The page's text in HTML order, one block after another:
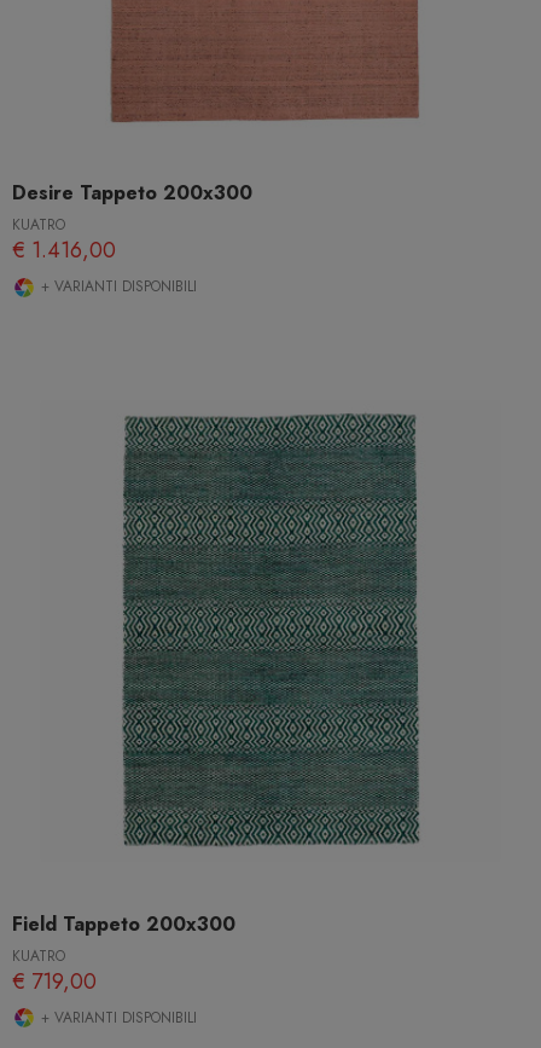
Desire Tappeto 200x300
KUATRO
€ 1.416,00
+ VARIANTI DISPONIBILI
Field Tappeto 200x300
KUATRO
€ 719,00
+ VARIANTI DISPONIBILI